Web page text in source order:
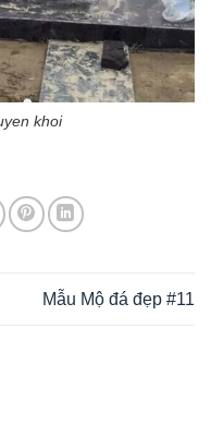
khoi
Mẫu Mộ đá đẹp #11